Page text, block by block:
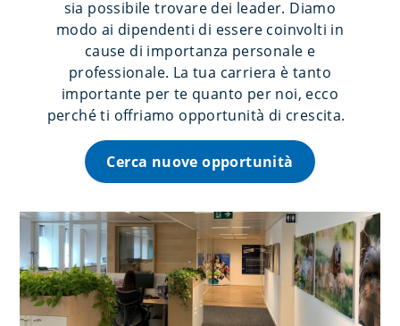
sia possibile trovare dei leader. Diamo
modo ai dipendenti di essere coinvolti in
cause di importanza personale e
professionale. La tua carriera è tanto
importante per te quanto per noi, ecco
perché ti offriamo opportunità di crescita.
Cerca nuove opportunità